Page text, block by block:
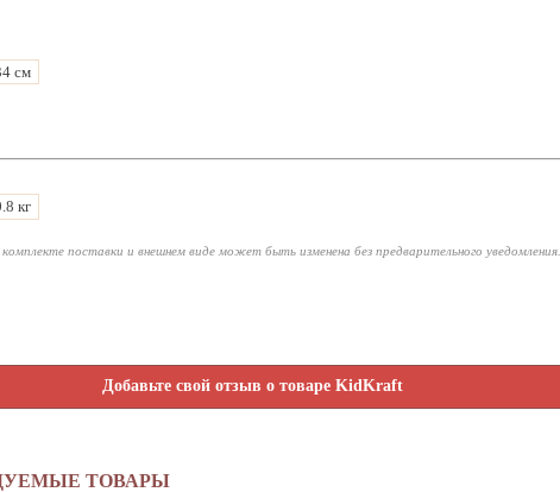
см
кг
поставки и внешнем виде может быть изменена без предварительного
Добавьте свой отзыв о товаре KidKraft
ТОВАРЫ